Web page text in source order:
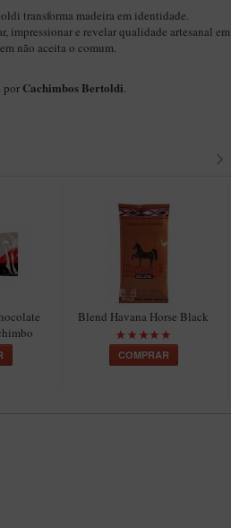
transforma madeira em identidade.
impressionar e revelar qualidade artesanal em
não aceita o comum.
por Cachimbos Bertoldi.
Blend Havana Horse Black
COMPRAR